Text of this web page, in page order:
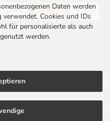
Daten werden
Cookies und IDs
für personalisierte als auch
werden.